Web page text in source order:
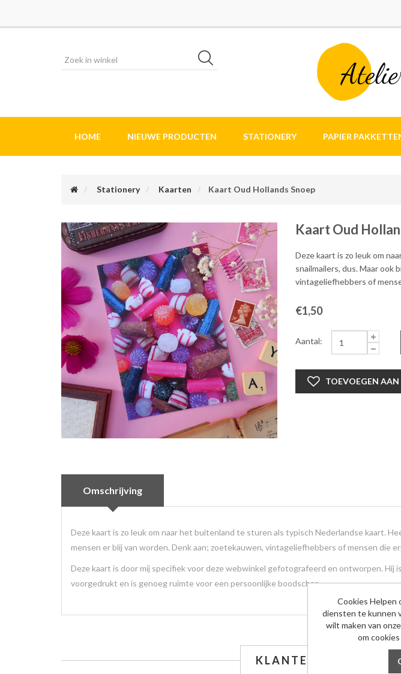
HOME NIEUWE PRODUCTEN STATIONERY PAPIER
Stationery Kaarten Kaart Oud Hollands Snoep
Kaart Oud
Deze kaart is zo leuk om
snailmailers, dus. Maar ook
vintageliefhebbers of
€1,50
Aantal:
TOEVOEGEN AAN
Omschrijving
Deze kaart is zo leuk om naar het buitenland te sturen als typisch Nederlandse kaart.
mensen er blij van worden. Denk aan; zoetekauwen, vintageliefhebbers of mensen die
Deze kaart is door mij specifiek voor deze webwinkel gefotografeerd en ontworpen.
voorgedrukt en is genoeg ruimte voor een persoonlijke boodschap.
KLANTEN DIE DIT
Cookies Helpen
diensten te kunnen
wilt maken van
om